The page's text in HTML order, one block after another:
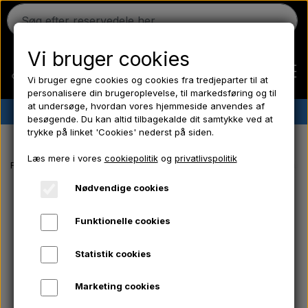
Ferguson
Massey Ferguson
✔︎ Dansk lager✔︎ Hurtig levering ✔︎ Lave priser
Forside Massey Ferguson reservedele Luftfilterslange 28G
Vi bruger cookies
Vi bruger egne cookies og cookies fra tredjeparter til at
personalisere din brugeroplevelse, til markedsføring og til
at undersøge, hvordan vores hjemmeside anvendes af
besøgende. Du kan altid tilbagekalde dit samtykke ved at
trykke på linket 'Cookies' nederst på siden.
Læs mere i vores cookiepolitikog privatlivspolitik
Nødvendige cookies
Funktionelle cookies
Statistik cookies
Marketing cookies